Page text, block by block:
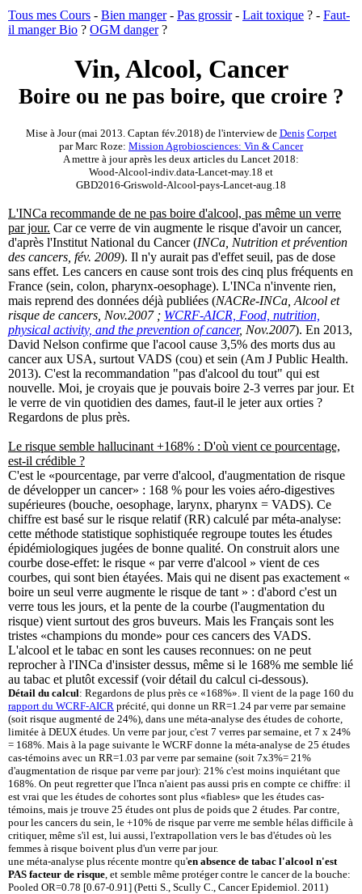
Tous mes Cours - Bien manger- Pas grossir- Lait toxique ? - Faut-
il manger Bio ? OGM danger?
Vin, Alcool, Cancer
Boire ou ne pas boire, que croire ?
Mise à Jour (mai 2013. Captan fév.2018) de l'interview de Denis Corpet
par Marc Roze: Mission Agrobiosciences: Vin & Cancer
A mettre à jour après les deux articles du Lancet 2018:
Wood-Alcool-indiv.data-Lancet-may.18 et
GBD2016-Griswold-Alcool-pays-Lancet-aug.18
L'INCa recommande de ne pas boire d'alcool, pas même un verre
par jour. Car ce verre de vin augmente le risque d'avoir un cancer,
d'après l'Institut National du Cancer (INCa, Nutrition et prévention
des cancers, fév. 2009). Il n'y aurait pas d'effet seuil, pas de dose
sans effet. Les cancers en cause sont trois des cinq plus fréquents en
France (sein, colon, pharynx-oesophage). L'INCa n'invente rien,
mais reprend des données déjà publiées (NACRe-INCa, Alcool et
risque de cancers, Nov.2007 ; WCRF-AICR, Food, nutrition,
physical activity, and the prevention of cancer, Nov.2007). En 2013,
David Nelson confirme que l'acool cause 3,5% des morts dus au
cancer aux USA, surtout VADS (cou) et sein (Am J Public Health.
2013). C'est la recommandation "pas d'alcool du tout" qui est
nouvelle. Moi, je croyais que je pouvais boire 2-3 verres par jour. Et
le verre de vin quotidien des dames, faut-il le jeter aux orties ?
Regardons de plus près.
Le risque semble hallucinant +168% : D'où vient ce pourcentage,
est-il crédible ?
C'est le «pourcentage, par verre d'alcool, d'augmentation de risque
de développer un cancer» : 168 % pour les voies aéro-digestives
supérieures (bouche, oesophage, larynx, pharynx = VADS). Ce
chiffre est basé sur le risque relatif (RR) calculé par méta-analyse:
cette méthode statistique sophistiquée regroupe toutes les études
épidémiologiques jugées de bonne qualité. On construit alors une
courbe dose-effet: le risque « par verre d'alcool » vient de ces
courbes, qui sont bien étayées. Mais qui ne disent pas exactement «
boire un seul verre augmente le risque de tant » : d'abord c'est un
verre tous les jours, et la pente de la courbe (l'augmentation du
risque) vient surtout des gros buveurs. Mais les Français sont les
tristes «champions du monde» pour ces cancers des VADS.
L'alcool et le tabac en sont les causes reconnues: on ne peut
reprocher à l'INCa d'insister dessus, même si le 168% me semble lié
au tabac et plutôt excessif (voir détail du calcul ci-dessous).
Détail du calcul: Regardons de plus près ce «168%». Il vient de la page 160 du
rapport du WCRF-AICR précité, qui donne un RR=1.24 par verre par semaine
(soit risque augmenté de 24%), dans une méta-analyse des études de cohorte,
limitée à DEUX études. Un verre par jour, c'est 7 verres par semaine, et 7 x 24%
= 168%. Mais à la page suivante le WCRF donne la méta-analyse de 25 études
cas-témoins avec un RR=1.03 par verre par semaine (soit 7x3%= 21%
d'augmentation de risque par verre par jour): 21% c'est moins inquiétant que
168%. On peut regretter que l'Inca n'aient pas aussi pris en compte ce chiffre: il
est vrai que les études de cohortes sont plus «fiables» que les études cas-
témoins, mais je trouve 25 études ont plus de poids que 2 études. Par contre,
pour les cancers du sein, le +10% de risque par verre me semble hélas difficile à
critiquer, même s'il est, lui aussi, l'extrapollation vers le bas d'études où les
femmes à risque boivent plus d'un verre par jour.
une méta-analyse plus récente montre qu'en absence de tabac l'alcool n'est
PAS facteur de risque , et semble même protéger contre le cancer de la bouche:
Pooled OR=0.78 [0.67-0.91] (Petti S., Scully C., Cancer Epidemiol. 2011)